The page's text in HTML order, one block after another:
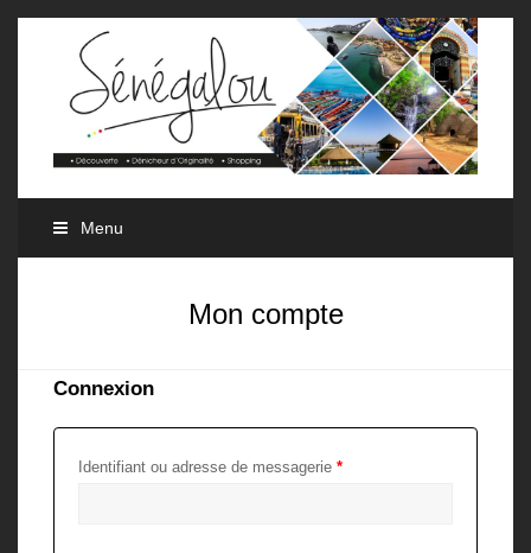
Menu
Mon compte
Connexion
Identifiant ou adresse de messagerie *